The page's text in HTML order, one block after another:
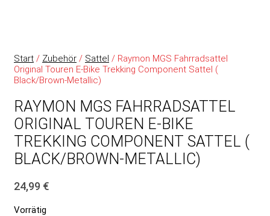
Start / Zubehör / Sattel / Raymon MGS Fahrradsattel
Original Touren E-Bike Trekking Component Sattel (
Black/Brown-Metallic)
RAYMON MGS FAHRRADSATTEL
ORIGINAL TOUREN E-BIKE
TREKKING COMPONENT SATTEL (
BLACK/BROWN-METALLIC)
24,99 €
Vorrätig